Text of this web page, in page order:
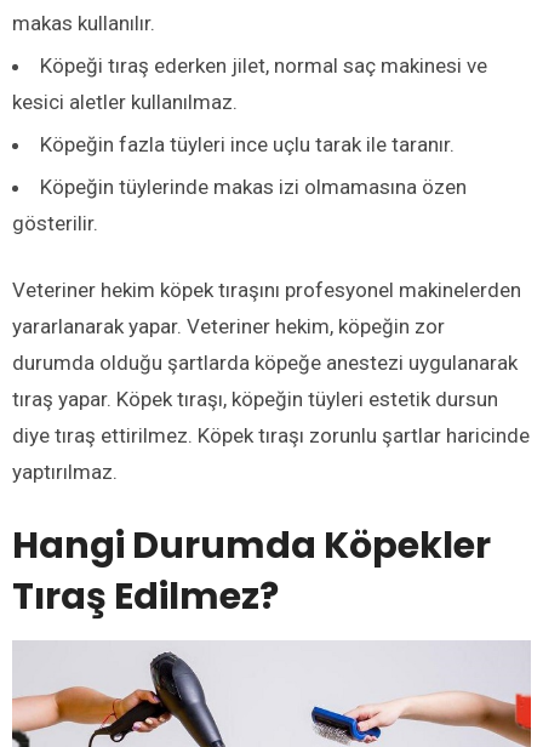
makas kullanılır.
Köpeği tıraş ederken jilet, normal saç makinesi ve
kesici aletler kullanılmaz.
Köpeğin fazla tüyleri ince uçlu tarak ile taranır.
Köpeğin tüylerinde makas izi olmamasına özen
gösterilir.
Veteriner hekim köpek tıraşını profesyonel makinelerden
yararlanarak yapar. Veteriner hekim, köpeğin zor
durumda olduğu şartlarda köpeğe anestezi uygulanarak
tıraş yapar. Köpek tıraşı, köpeğin tüyleri estetik dursun
diye tıraş ettirilmez. Köpek tıraşı zorunlu şartlar haricinde
yaptırılmaz.
Hangi Durumda Köpekler
Tıraş Edilmez?